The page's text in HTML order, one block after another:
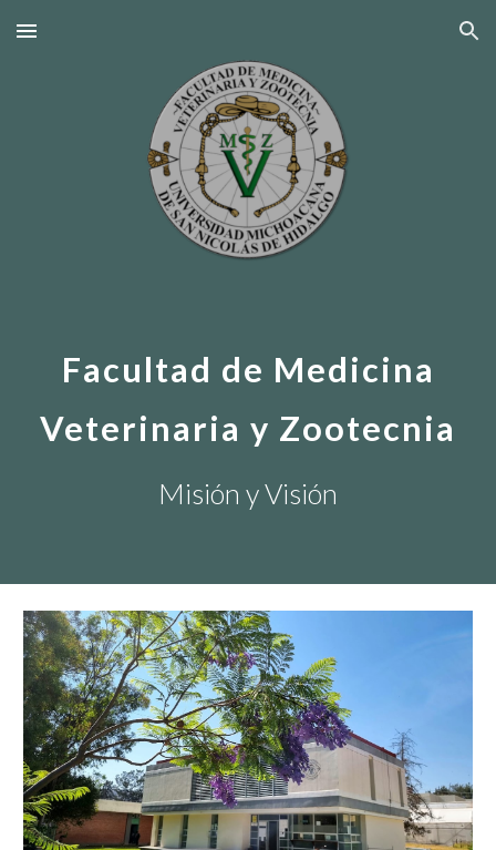
Skip to main content Skip to navigation
Facultad de Medicina
Veterinaria y Zootecnia
Misión y Visión